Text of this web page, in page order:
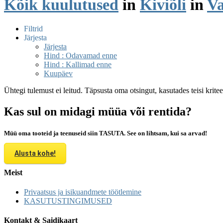
Kõik kuulutused in Kiviõli in
Filtrid
Järjesta
Järjesta
Hind : Odavamad enne
Hind : Kallimad enne
Kuupäev
Ühtegi tulemust ei leitud. Täpsusta oma otsingut, kasutades teisi
Kas sul on midagi müüa või rentida?
Müü oma tooteid ja teenuseid siin TASUTA. See on lihtsam, kui sa arvad!
Alusta kohe!
Meist
Privaatsus ja isikuandmete töötlemine
KASUTUSTINGIMUSED
Kontakt & Saidikaart